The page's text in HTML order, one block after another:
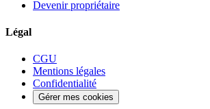
Devenir propriétaire
Légal
CGU
Mentions légales
Confidentialité
Gérer mes cookies